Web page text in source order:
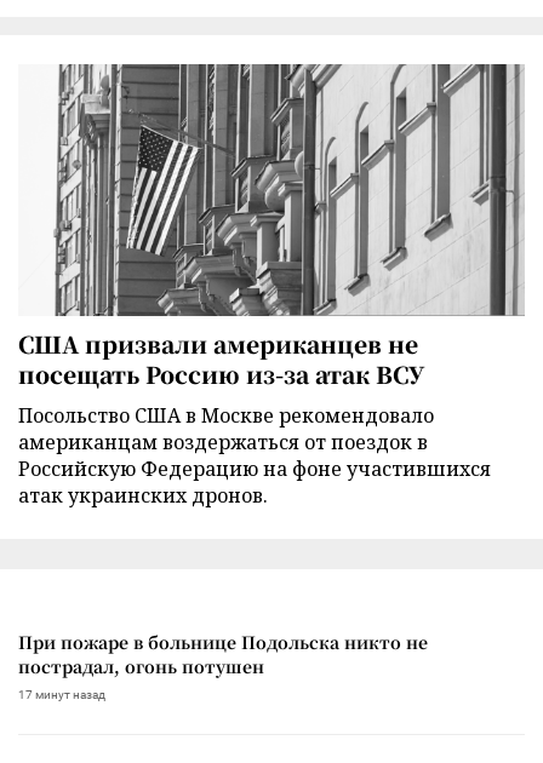
США призвали американцев не
посещать Россию из-за атак ВСУ
Посольство США в Москве рекомендовало
американцам воздержаться от поездок в
Российскую Федерацию на фоне участившихся
атак украинских дронов.
При пожаре в больнице Подольска никто не
пострадал, огонь потушен
17 минут назад